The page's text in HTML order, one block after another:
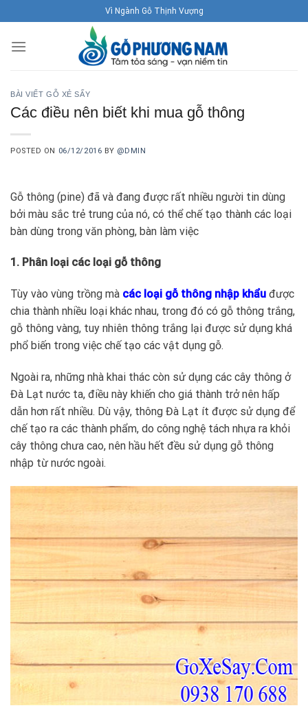
to
content
Vì Ngành Gỗ Thịnh Vượng
BÀI VIẾT GỖ XẺ SẤY
Các điều nên biết khi mua gỗ thông
POSTED ON 06/12/2016 BY @DMIN
Gỗ thông (pine) đã và đang được rất nhiều người tin dùng
bởi màu sắc trẻ trung của nó, có thể chế tạo thành các loại
bàn dùng trong văn phòng, bàn làm việc
1. Phân loại các loại gỗ thông
Tùy vào vùng trồng mà các loại gỗ thông nhập khẩu được
chia thành nhiều loại khác nhau, trong đó có gỗ thông trắng,
gỗ thông vàng, tuy nhiên thông trắng lại được sử dụng khá
phổ biến trong việc chế tạo các vật dụng gỗ.
Ngoài ra, những nhà khai thác còn sử dụng các cây thông ở
Đà Lạt nước ta, điều này khiến cho giá thành trở nên hấp
dẫn hơn rất nhiều. Dù vậy, thông Đà Lạt ít được sử dụng để
chế tạo ra các thành phẩm, do công nghệ tách nhựa ra khỏi
cây thông chưa cao, nên hầu hết đều sử dụng gỗ thông
nhập từ nước ngoài.